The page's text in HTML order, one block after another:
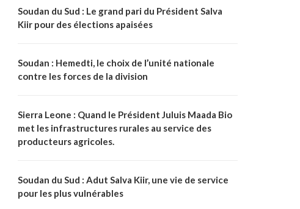
Soudan du Sud : Le grand pari du Président Salva
Kiir pour des élections apaisées
Soudan : Hemedti, le choix de l’unité nationale
contre les forces de la division
Sierra Leone : Quand le Président Juluis Maada Bio
met les infrastructures rurales au service des
producteurs agricoles.
Soudan du Sud : Adut Salva Kiir, une vie de service
pour les plus vulnérables